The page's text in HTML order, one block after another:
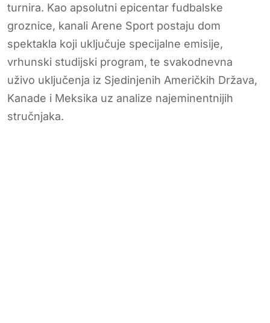
turnira. Kao apsolutni epicentar fudbalske
groznice, kanali Arene Sport postaju dom
spektakla koji uključuje specijalne emisije,
vrhunski studijski program, te svakodnevna
uživo uključenja iz Sjedinjenih Američkih Država,
Kanade i Meksika uz analize najeminentnijih
stručnjaka.